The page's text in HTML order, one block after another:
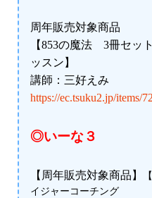
周年販売対象商品
【853の魔法 3冊セッ
ッスン】
講師：三好えみ
https://ec.tsuku2.jp/items/
◎いーな３
【周年販売対象商品】
イジャーコーチング